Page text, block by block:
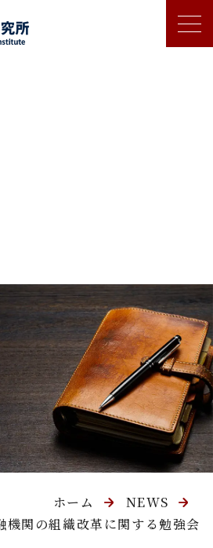
ホーム
NEWS
機関の組織改革に関する勉強会